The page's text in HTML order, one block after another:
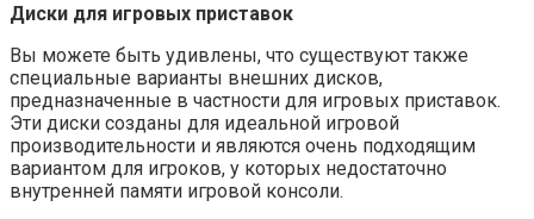
Диски для игровых приставок
Вы можете быть удивлены, что существуют также
специальные варианты внешних дисков,
предназначенные в частности для игровых приставок.
Эти диски созданы для идеальной игровой
производительности и являются очень подходящим
вариантом для игроков, у которых недостаточно
внутренней памяти игровой консоли.